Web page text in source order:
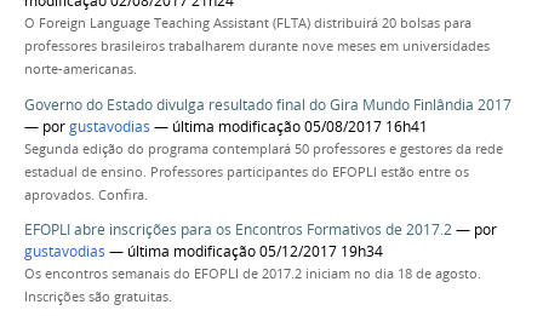
O Foreign Language Teaching Assistant (FLTA) distribuirá 20 bolsas para
professores brasileiros trabalharem durante nove meses em universidades
norte-americanas.
Governo do Estado divulga resultado final do Gira Mundo Finlândia 2017
— porgustavodias — última modificação 05/08/2017 16h41
Segunda edição do programa contemplará 50 professores e gestores da rede
estadual de ensino. Professores participantes do EFOPLI estão entre os
aprovados. Confira.
EFOPLI abre inscrições para os Encontros Formativos de 2017.2— por
gustavodias — última modificação 05/12/2017 19h34
Os encontros semanais do EFOPLI de 2017.2 iniciam no dia 18 de agosto.
Inscrições são gratuitas.